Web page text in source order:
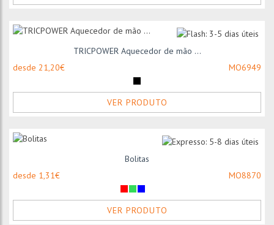
TRICPOWER Aquecedor de mão ...
desde 21,20€
MO6949
VER PRODUTO
Bolitas
desde 1,31€
MO8870
VER PRODUTO